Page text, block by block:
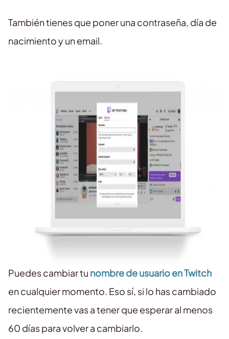
También tienes que poner una contraseña, día de
nacimiento y un email.
Puedes cambiar tu nombre de usuario en Twitch
en cualquier momento. Eso sí, si lo has cambiado
recientemente vas a tener que esperar al menos
60 días para volver a cambiarlo.